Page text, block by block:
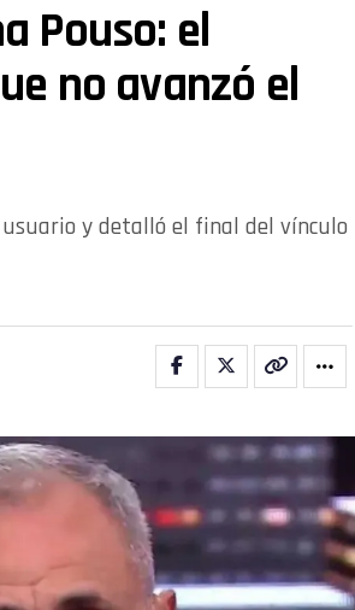
Pouso: el
no avanzó el
y detalló el final del vínculo